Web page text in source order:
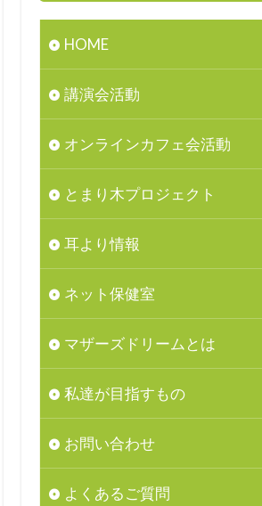
HOME
講演会活動
オンラインカフェ会活動
とまり木プロジェクト
耳より情報
ネット保健室
マザーズドリームとは
私達が目指すもの
お問い合わせ
よくあるご質問